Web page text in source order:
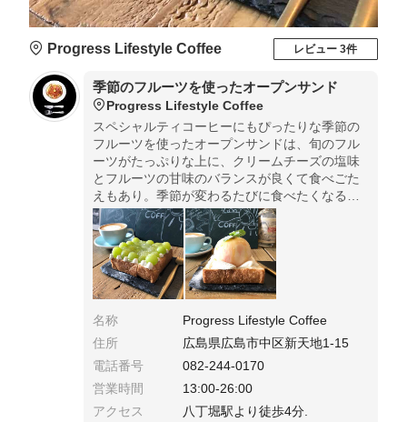
Progress Lifestyle Coffee レビュー 3件
季節のフルーツを使ったオープンサンド
Progress Lifestyle Coffee
スペシャルティコーヒーにもぴったりな季節の
フルーツを使ったオープンサンドは、旬のフル
ーツがたっぷりな上に、クリームチーズの塩味
とフルーツの甘味のバランスが良くて食べごた
えもあり。季節が変わるたびに食べたくなるオ
ープンサンドです。
名称
Progress Lifestyle Coffee
住所
広島県広島市中区新天地1-15
電話番号
082-244-0170
営業時間
13:00-26:00
アクセス
八丁堀駅より徒歩4分.